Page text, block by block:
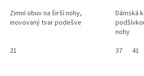
Zimní obuv na širší nohy,
inovovaný tvar podešve
21
Dámská
nohy
37
41